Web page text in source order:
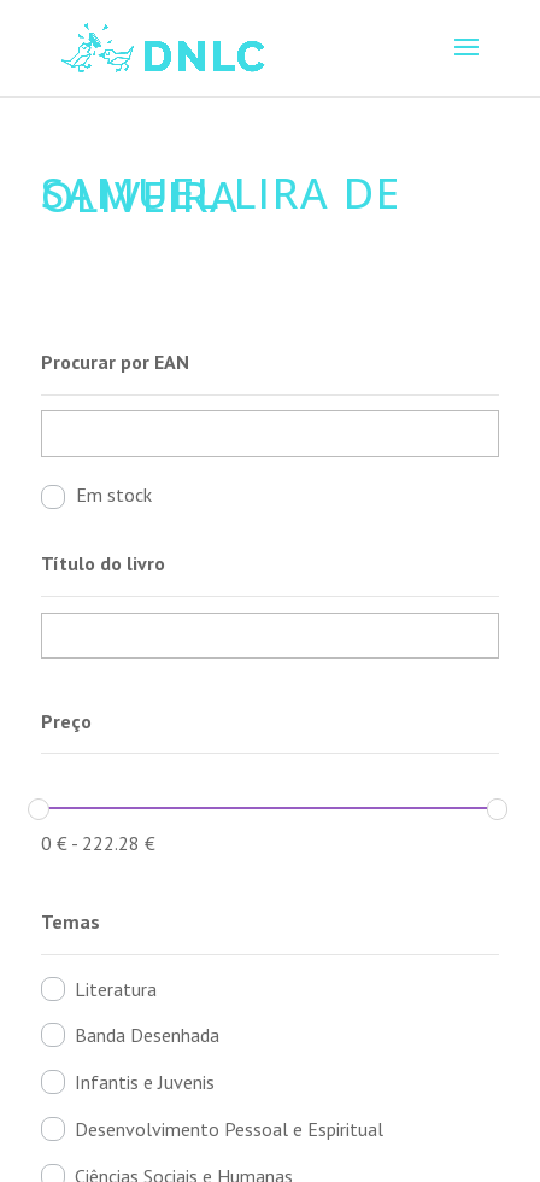
SAMUEL LIRA DE
OLIVEIRA
Procurar por EAN
Em stock
Título do livro
Preço
0 €- 222.28 €
Temas
Literatura
Banda Desenhada
Infantis e Juvenis
Desenvolvimento Pessoal e Espiritual
Ciências Sociais e Humanas